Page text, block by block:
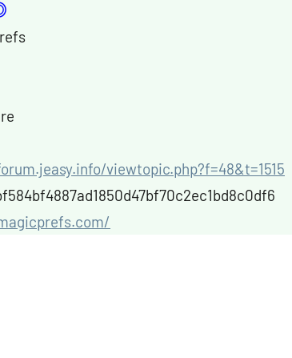
viewtopic.php?f=48&t=1515